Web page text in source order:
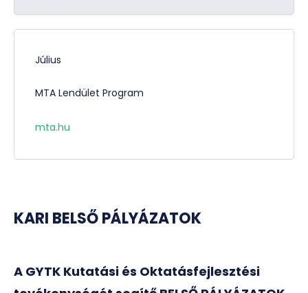
Július
MTA Lendület Program
mta.hu
KARI BELSŐ PÁLYÁZATOK
A GYTK Kutatási és Oktatásfejlesztési